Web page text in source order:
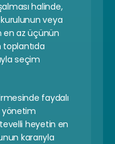
halinde,
veya
en az üçünün
seçim
faydalı
yönetim
heyetin en
kararıyla